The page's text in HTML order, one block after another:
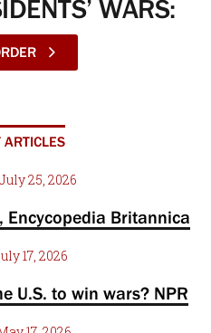
WARS:
ARTICLES
25, 2026
Britannica
17, 2026
U.S. to win wars? NPR